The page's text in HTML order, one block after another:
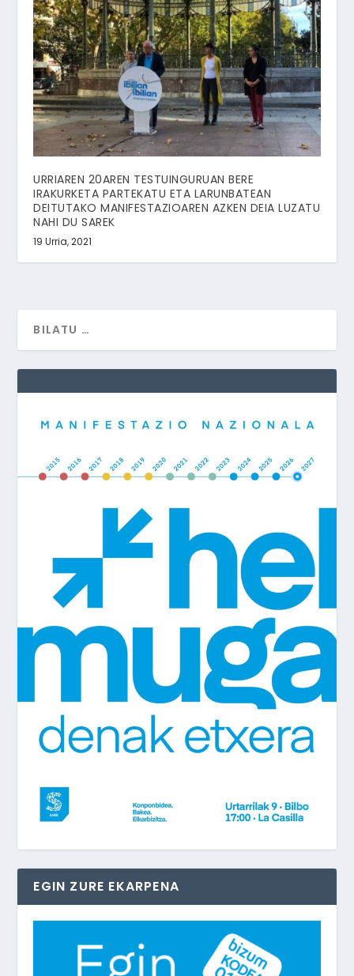
URRIAREN 20AREN TESTUINGURUAN BERE
IRAKURKETA PARTEKATU ETA LARUNBATEAN
DEITUTAKO MANIFESTAZIOAREN AZKEN DEIA LUZATU
NAHI DU SAREK
19 Urria, 2021
EGIN ZURE EKARPENA